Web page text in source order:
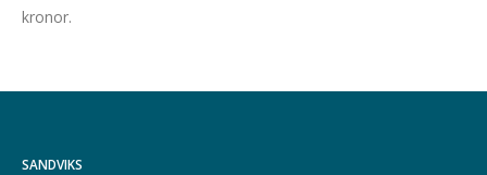
kronor.
SANDVIKS